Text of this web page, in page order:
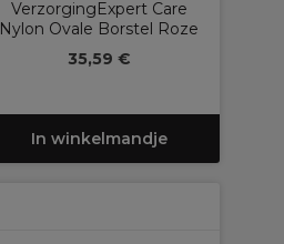
VerzorgingExpert Care
Nylon Ovale Borstel Roze
35,59 €
In winkelmandje